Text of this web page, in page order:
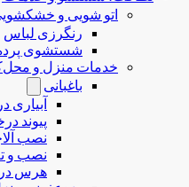
اتو شویی و
رنگرزی لباس
شستشوی
خدمات منزل و
باغبانی
آبیاری
پیوند
نصب
نصب و
هرس